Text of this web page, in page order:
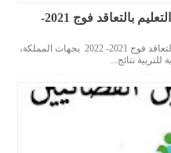
نتائج الانتقاء الأولي لاجتياز مباراة التعليم بالتعاقد فوج 2021-
نتائج الانتقاء الأولي لاجتياز مباراة التعليم بالتعاقد فوج 2021- 2022 بجهات المملكة،
نتائج...